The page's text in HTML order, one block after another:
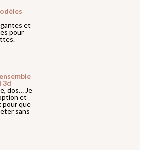
et
pour
3d
dos… Je
et
pour que
sans